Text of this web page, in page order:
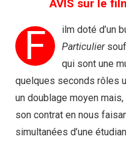
AVIS sur le
F ilm doté d’un
Particulier
qui sont une
quelques seconds rôles
un doublage moyen
son contrat en nous
simultanées d’une